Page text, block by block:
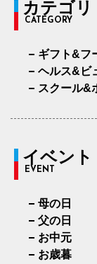
カテゴリ
CATEGORY
ギフト&フ
ヘルス&ビ
スクール&
イベント
EVENT
母の日
父の日
お中元
お歳暮